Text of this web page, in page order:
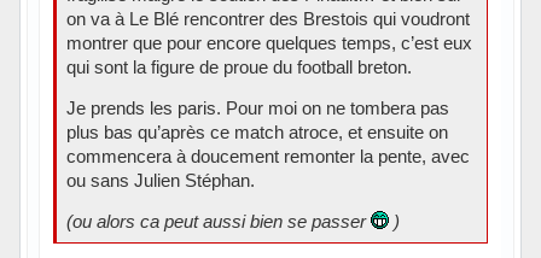
on va à Le Blé rencontrer des Brestois qui voudront
montrer que pour encore quelques temps, c’est eux
qui sont la figure de proue du football breton.
Je prends les paris. Pour moi on ne tombera pas
plus bas qu’après ce match atroce, et ensuite on
commencera à doucement remonter la pente, avec
ou sans Julien Stéphan.
(ou alors ca peut aussi bien se passer
)